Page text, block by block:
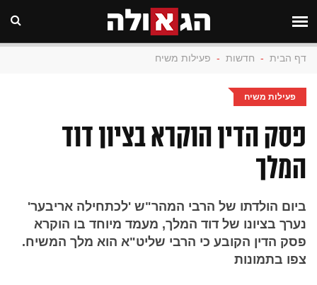
דף הבית - חדשות - פעילות משיח
פעילות משיח
פסק הדין הוקרא בציון דוד
המלך
ביום הולדתו של הרבי המהר"ש 'לכתחילה אריבער'
נערך בציונו של דוד המלך, מעמד מיוחד בו הוקרא
פסק הדין הקובע כי הרבי שליט"א הוא מלך המשיח.
צפו בתמונות